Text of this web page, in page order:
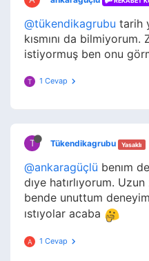
@tükendikagrubu tarih
kısmını da
istiyormuş ben onu
T 1 Cevap
T Tükendikagrubu Yasaklı
@ankaragüçlü benım
dıye hatırlıyorum.
bende unuttum
ıstıyolar acaba
A 1 Cevap